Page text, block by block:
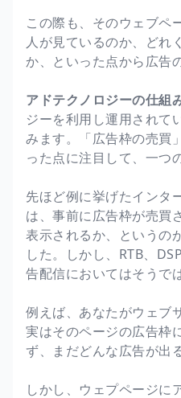
この際も、そのウェブペ
人が見ているのか、どれ
か、といった点から広告
アドテクノロジーの仕組
ジーを利用し運用されて
みます。「広告枠の売買
った点に注目して、一つ
先ほど例に挙げたインタ
は、事前に広告枠が売買
表示されるか、というの
した。しかし、RTB、
告配信においてはそうで
例えば、あなたがウェブ
実はそのページの広告枠
ず、まだどんな広告が出
しかし、ウェプページに